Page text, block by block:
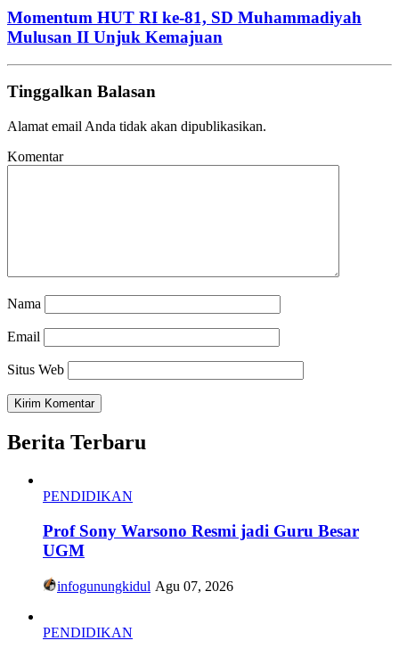
Momentum HUT RI ke-81, SD Muhammadiyah
Mulusan II Unjuk Kemajuan
Tinggalkan Balasan
Alamat email Anda tidak akan dipublikasikan.
Komentar
Nama
Email
Situs Web
Berita Terbaru
PENDIDIKAN
Prof Sony Warsono Resmi jadi Guru Besar
UGM
infogunungkidul Agu 07, 2026
PENDIDIKAN